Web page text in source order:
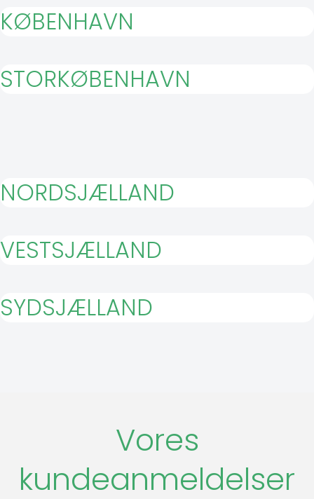
KØBENHAVN
STORKØBENHAVN
NORDSJÆLLAND
VESTSJÆLLAND
SYDSJÆLLAND
Vores
kundeanmeldelser